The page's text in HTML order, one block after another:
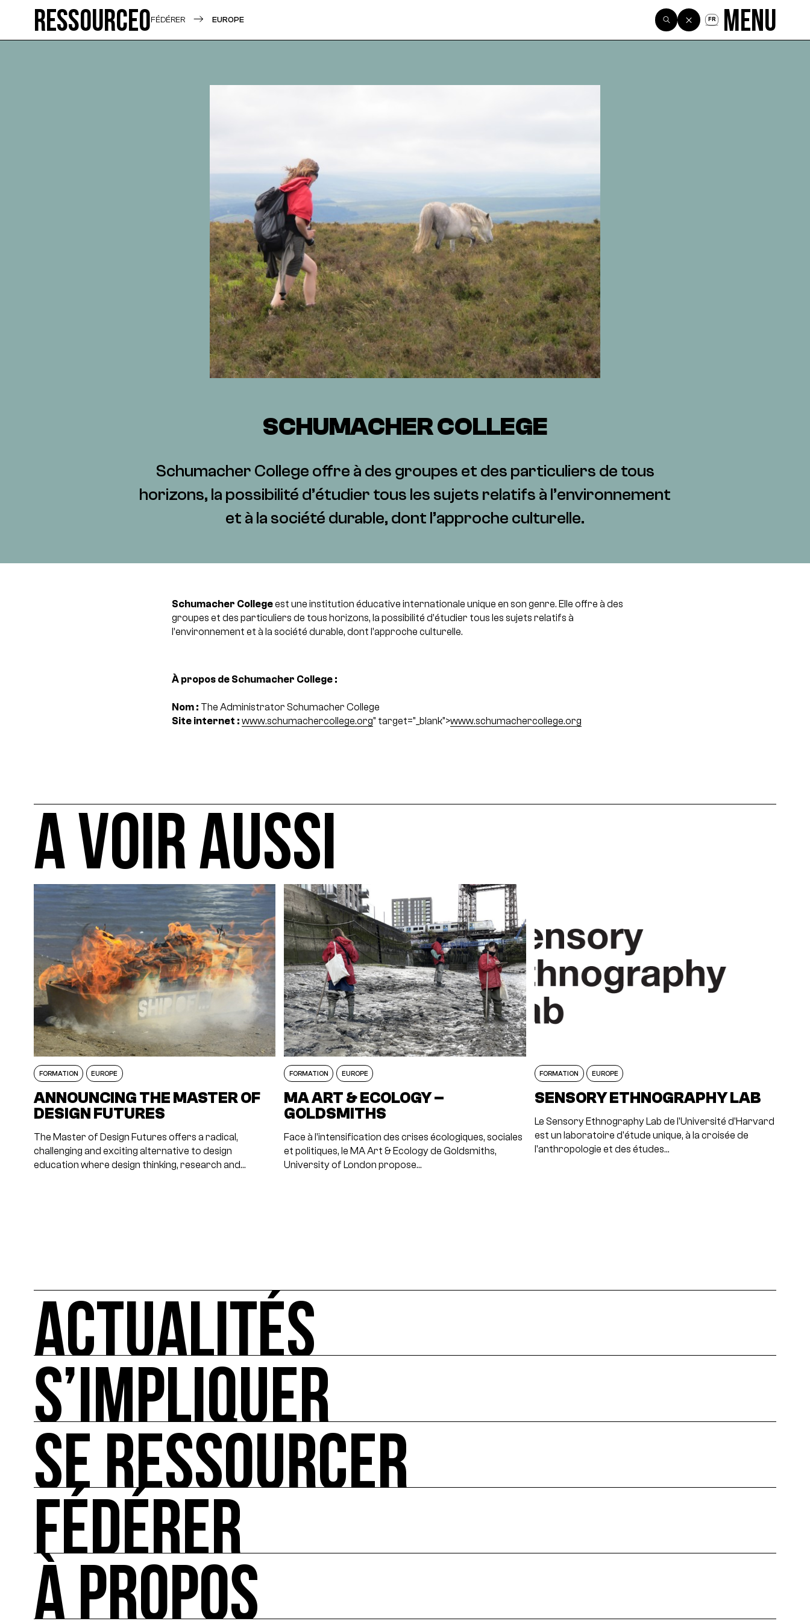
Ressource0FÉDÉRER EUROPE FR Menu
SCHUMACHER COLLEGE
Schumacher College offre à des groupes et des particuliers de tous
horizons, la possibilité d’étudier tous les sujets relatifs à l’environnement
et à la société durable, dont l’approche culturelle.
Schumacher Collegeest une institution éducative internationale unique en son genre. Elle offre à des
groupes et des particuliers de tous horizons, la possibilité d’étudier tous les sujets relatifs à
l’environnement et à la société durable, dont l’approche culturelle.
À propos de Schumacher College :
Nom : The Administrator Schumacher College
Site internet : www.schumachercollege.org" target="_blank">www.schumachercollege.org
A VOIR AUSSI
FORMATION EUROPE
ANNOUNCING THE MASTER OF
DESIGN FUTURES
The Master of Design Futures offers a radical,
challenging and exciting alternative to design
education where design thinking, research and…
FORMATION EUROPE
MA ART & ECOLOGY –
GOLDSMITHS
Face à l’intensification des crises écologiques, sociales
et politiques, le MA Art & Ecology de Goldsmiths,
University of London propose…
FORMATION EUROPE
SENSORY ETHNOGRAPHY LAB
Le Sensory Ethnography Lab de l'Université d'Harvard
est un laboratoire d'étude unique, à la croisée de
l'anthropologie et des études…
ACTUALITÉS
ACTUALITÉS
L'actualité française et internationale des rendez-vous de l'art et de l'écologie : manifestations, appels à projets, rencontres...
S’IMPLIQUER
S’IMPLIQUER
Les bonnes pratiques, guides et outils pour réduire ses impacts.
SE RESSOURCER
SE RESSOURCER
Les ressources théoriques et inspirantes sur les enjeux croisés culture et écologie.
FÉDÉRER
FÉDÉRER
Le répertoire des acteurs de l’écologie culturelle en France et dans le monde.
À PROPOS